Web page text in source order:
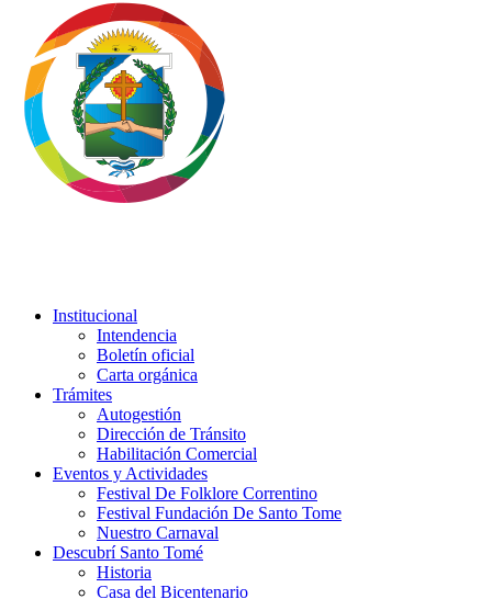
Institucional
Intendencia
Boletín oficial
Carta orgánica
Trámites
Autogestión
Dirección de Tránsito
Habilitación Comercial
Eventos y Actividades
Festival De Folklore Correntino
Festival Fundación De Santo Tome
Nuestro Carnaval
Descubrí Santo Tomé
Historia
Casa del Bicentenario